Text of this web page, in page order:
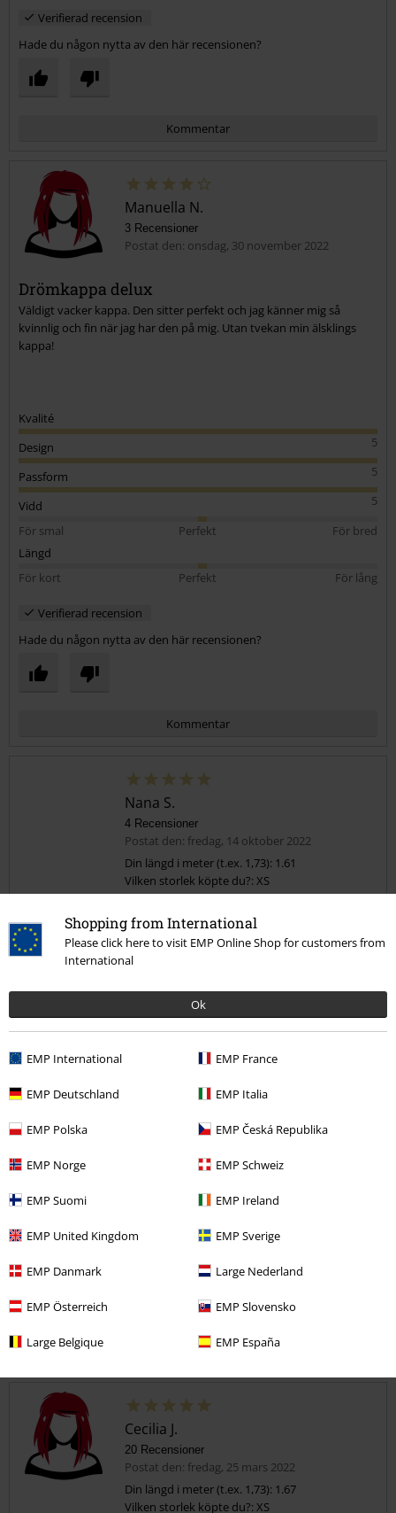
Shopping from International
Please click here to visit EMP Online Shop for customers from
International
Ok
EMP International EMP France
EMP Deutschland EMP Italia
EMP Polska EMP Česká Republika
EMP Norge EMP Schweiz
EMP Suomi EMP Ireland
EMP United Kingdom EMP Sverige
EMP Danmark Large Nederland
EMP Österreich EMP Slovensko
Large Belgique EMP España
Verifierad recension
Hade du någon nytta av den här recensionen?
Kommentar
Skicka kommentar
Manuella N.
3 Recensioner
Postat den: onsdag, 30 november 2022
Drömkappa delux
Väldigt vacker kappa. Den sitter perfekt och jag känner mig så
kvinnlig och fin när jag har den på mig. Utan tvekan min älsklings
kappa!
Kvalité
5
Design
5
Passform
5
Vidd
För smal
Perfekt
För bred
Längd
För kort
Perfekt För lång
Verifierad recension
Hade du någon nytta av den här recensionen?
Kommentar
Nana S.
4 Recensioner
Postat den: fredag, 14 oktober 2022
Din längd i meter (t.ex. 1,73): 1.61
Vilken storlek köpte du?: XS
Otroligt vacker
Älskar den!
Den är otroligt vacker, känns kvalitativ i materialet och fuskpälsen.
Passform
Vidd
För smal
Perfekt
För kort
Perfekt
Verifierad recension
Hade du någon nytta av den här recensionen?
Kommentar
Cecilia J.
20 Recensioner
Postat den: fredag, 25 mars 2022
Din längd i meter (t.ex. 1,73): 1.67
Vilken storlek köpte du?: XS